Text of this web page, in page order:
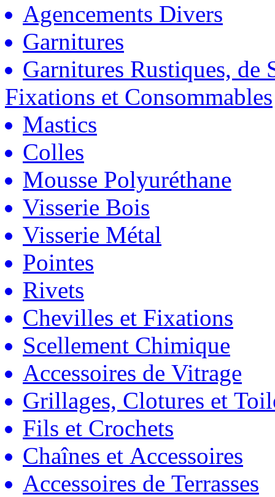
Agencements Divers
Garnitures
Garnitures Rustiques, de
Fixations et Consommables
Mastics
Colles
Mousse Polyuréthane
Visserie Bois
Visserie Métal
Pointes
Rivets
Chevilles et Fixations
Scellement Chimique
Accessoires de Vitrage
Grillages, Clotures et
Fils et Crochets
Chaînes et Accessoires
Accessoires de Terrasses